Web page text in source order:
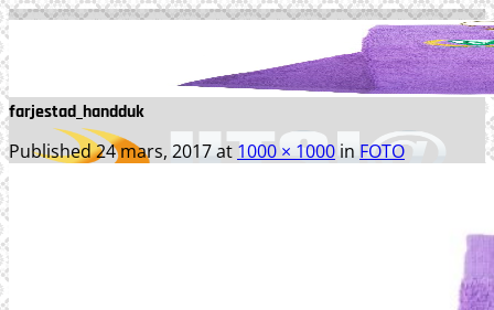
Skip
to
content
farjestad_handduk
Published24 mars, 2017at 1000 × 1000inFOTO